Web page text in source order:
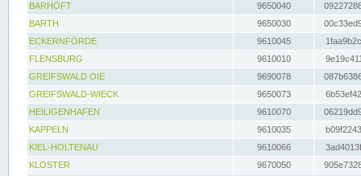
BARHÖFT
9650040
BARTH
9650030
ECKERNFÖRDE
9610045
FLENSBURG
9610010
GREIFSWALD OIE
9690078
GREIFSWALD-WIECK
9650073
HEILIGENHAFEN
9610070
KAPPELN
9610035
KIEL-HOLTENAU
9610066
KLOSTER
9670050